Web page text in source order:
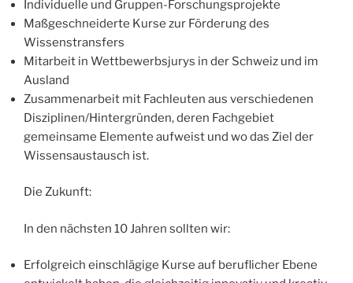
Individuelle und Gruppen-Forschungsprojekte
Maßgeschneiderte Kurse zur Förderung des
Wissenstransfers
Mitarbeit in Wettbewerbsjurys in der Schweiz und im
Ausland
Zusammenarbeit mit Fachleuten aus verschiedenen
Disziplinen/Hintergründen, deren Fachgebiet
gemeinsame Elemente aufweist und wo das Ziel der
Wissensaustausch ist.
Die Zukunft:
In den nächsten 10 Jahren sollten wir:
Erfolgreich einschlägige Kurse auf beruflicher Ebene